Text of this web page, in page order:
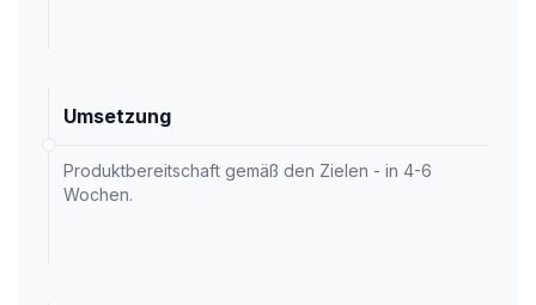
Umsetzung
Produktbereitschaft gemäß den Zielen - in 4-6
Wochen.